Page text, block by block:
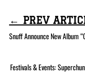
← PREV
Snuff Announce New Album
Festivals & Events: